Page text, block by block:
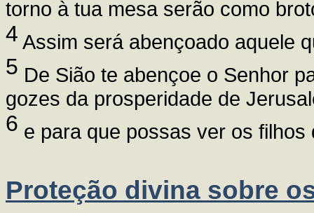
torno à tua mesa serão como
4 Assim será abençoado aquele
5 De Sião te abençoe o Senhor
gozes da prosperidade de
6 e para que possas ver os
Proteção divina sobre